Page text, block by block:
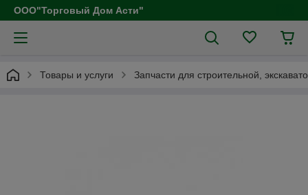
ООО"Торговый Дом Асти"
Товары и услуги Запчасти для строительной,